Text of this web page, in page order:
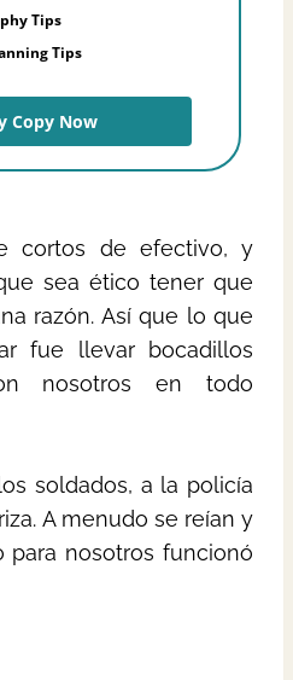
Tips
Tips
Copy Now
cortos de efectivo, y
sea ético tener que
razón. Así que lo que
fue llevar bocadillos
nosotros en todo
soldados, a la policía
A menudo se reían y
para nosotros funcionó